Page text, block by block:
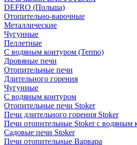
DEFRO (Польша)
Отопительно-варочные
Металлические
Чугунные
Пеллетные
С водяным контуром (Termo)
Дровяные печи
Отопительные печи
Длительного горения
Чугунные
C водяным контуром
Отопительные печи Stoker
Печи длительного горения Stoker
Печи отопительные Stoker с водяным
Садовые печи Stoker
Печи отопительные Варвара